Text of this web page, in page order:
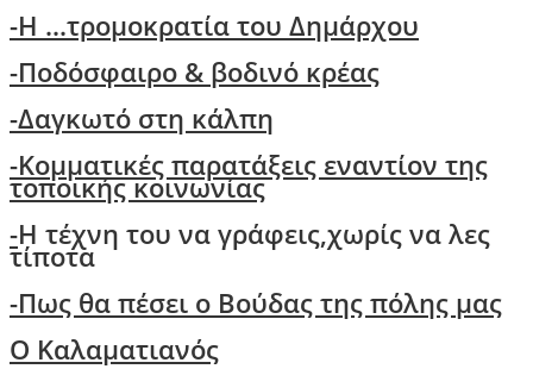
-Η ...τρομοκρατία του Δημάρχου
-Ποδόσφαιρο & βοδινό κρέας
-Δαγκωτό στη κάλπη
-Kομματικές παρατάξεις εναντίον της
τοποικής κοινωνίας
-Η τέχνη του να γράφεις,χωρίς να λες
τίποτα
-Πως θα πέσει ο Βούδας της πόλης μας
O Kαλαματιανός